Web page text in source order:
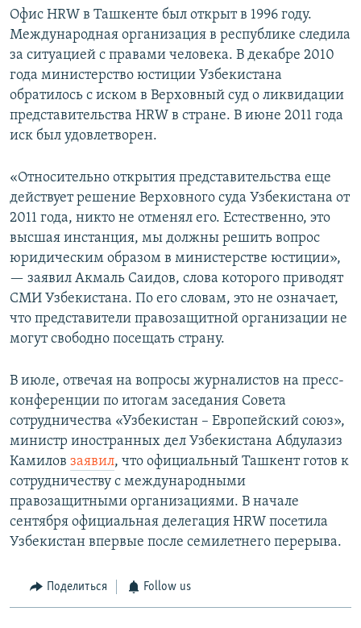
Офис HRW в Ташкенте был открыт в 1996 году.
Международная организация в республике следила
за ситуацией с правами человека. В декабре 2010
года министерство юстиции Узбекистана
обратилось с иском в Верховный суд о ликвидации
представительства HRW в стране. В июне 2011 года
иск был удовлетворен.
«Относительно открытия представительства еще
действует решение Верховного суда Узбекистана от
2011 года, никто не отменял его. Естественно, это
высшая инстанция, мы должны решить вопрос
юридическим образом в министерстве юстиции»,
— заявил Акмаль Саидов, слова которого приводят
СМИ Узбекистана. По его словам, это не означает,
что представители правозащитной организации не
могут свободно посещать страну.
В июле, отвечая на вопросы журналистов на пресс-
конференции по итогам заседания Совета
сотрудничества «Узбекистан – Европейский союз»,
министр иностранных дел Узбекистана Абдулазиз
Камилов заявил, что официальный Ташкент готов к
сотрудничеству с международными
правозащитными организациями. В начале
сентября официальная делегация HRW посетила
Узбекистан впервые после семилетнего перерыва.
Поделиться Follow us